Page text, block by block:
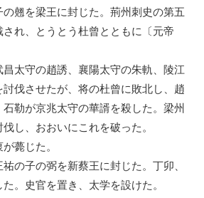
翹を梁王に封じた。荊州刺史の第五
れ、とうとう杜曾とともに〔元帝
太守の趙誘、襄陽太守の朱軌、陵江
伐させたが、将の杜曾に敗北し、趙
勒が京兆太守の華諝を殺した。梁州
し、おおいにこれを破った。
薨じた。
の子の弼を新蔡王に封じた。丁卯、
。史官を置き、太学を設けた。